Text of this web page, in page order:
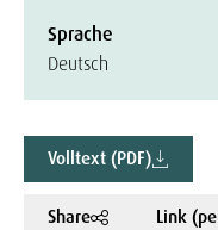
Sprache
Deutsch
Volltext (PDF)
Share Link